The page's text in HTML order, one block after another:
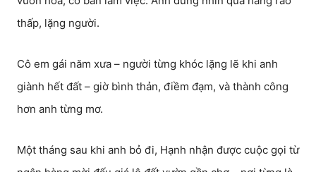
thấp, lặng người.
Cô em gái năm xưa – người từng khóc lặng lẽ khi anh
giành hết đất – giờ bình thản, điềm đạm, và thành công
hơn anh từng mơ.
Một tháng sau khi anh bỏ đi, Hạnh nhận được cuộc gọi từ